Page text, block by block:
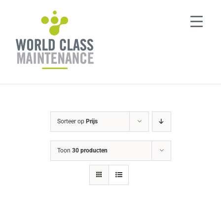
Sorteer op Prijs
Toon 30 producten